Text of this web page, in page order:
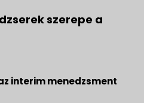
szerepe a
interim menedzsment